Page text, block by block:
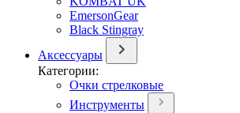
EmersonGear
Black Stingray
Аксессуары
Категории:
Очки стрелковые
Инструменты